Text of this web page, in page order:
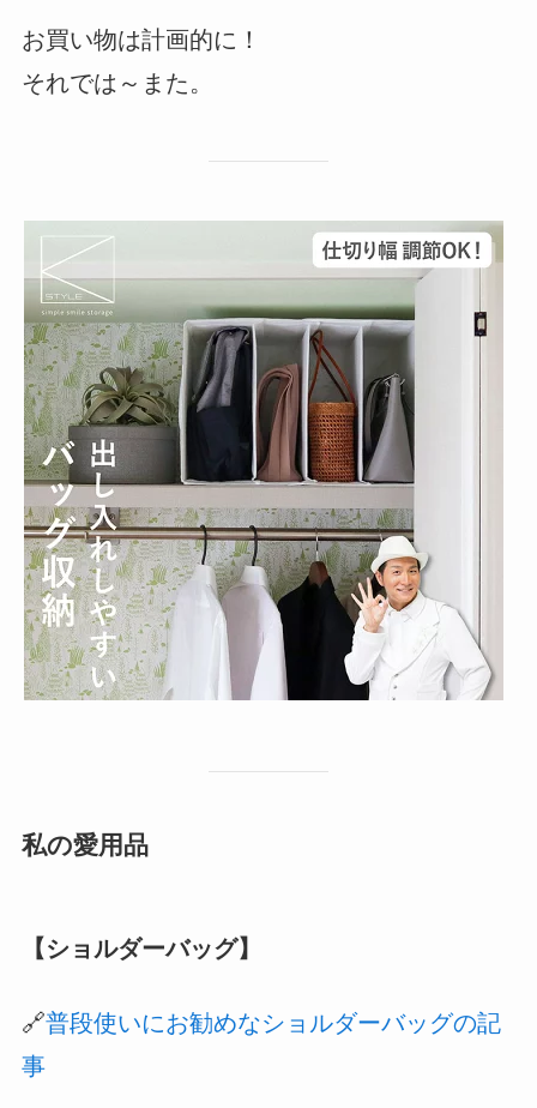
お買い物は計画的に！
それでは～また。
私の愛用品
【ショルダーバッグ】
🔗普段使いにお勧めなショルダーバッグの記
事